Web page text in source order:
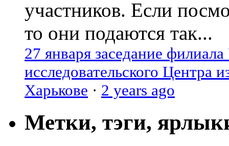
участников. Если
то они подаются так...
27 января заседание
исследовательского Центра
Харькове · 2 years ago
Метки, тэги,